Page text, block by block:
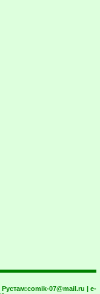
comik-07@mail.ru | e-